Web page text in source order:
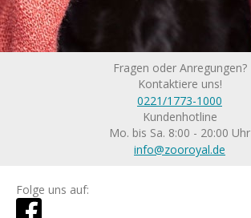
Fragen oder Anregungen?
Kontaktiere uns!
0221/1773-1000
Kundenhotline
Mo. bis Sa. 8:00 - 20:00 Uhr
info@zooroyal.de
Folge uns auf: